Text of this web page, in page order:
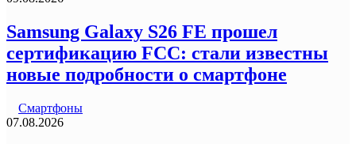
Samsung Galaxy S26 FE прошел
сертификацию FCC: стали известны
новые подробности о смартфоне
Смартфоны
07.08.2026